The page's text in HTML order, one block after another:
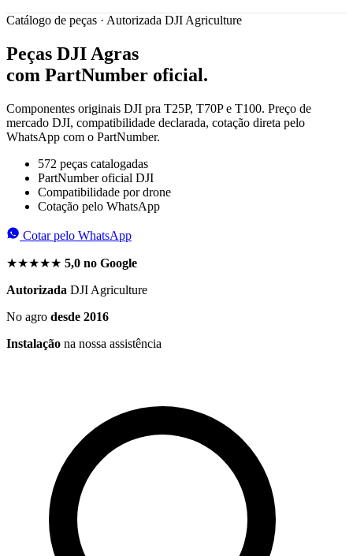
Catálogo de peças · Autorizada DJI Agriculture
Peças DJI Agras
com PartNumber oficial.
Componentes originais DJI pra T25P, T70P e T100. Preço de
mercado DJI, compatibilidade declarada, cotação direta pelo
WhatsApp com o PartNumber.
572 peças catalogadas
PartNumber oficial DJI
Compatibilidade por drone
Cotação pelo WhatsApp
Cotar pelo WhatsApp
★★★★★ 5,0 no Google
Autorizada DJI Agriculture
No agro desde 2016
Instalação na nossa assistência